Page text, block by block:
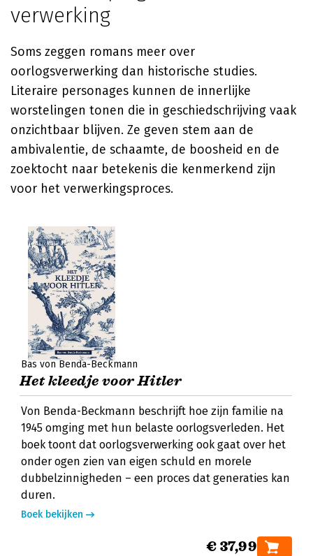
verwerking
Soms zeggen romans meer over
oorlogsverwerking dan historische studies.
Literaire personages kunnen de innerlijke
worstelingen tonen die in geschiedschrijving vaak
onzichtbaar blijven. Ze geven stem aan de
ambivalentie, de schaamte, de boosheid en de
zoektocht naar betekenis die kenmerkend zijn
voor het verwerkingsproces.
Bas von Benda-Beckmann
Het kleedje voor Hitler
Von Benda-Beckmann beschrijft hoe zijn familie na
1945 omging met hun belaste oorlogsverleden. Het
boek toont dat oorlogsverwerking ook gaat over het
onder ogen zien van eigen schuld en morele
dubbelzinnigheden – een proces dat generaties kan
duren.
Boek bekijken
€ 37,99